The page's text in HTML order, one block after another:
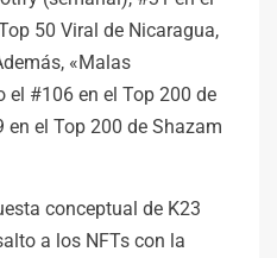
50 Viral de Nicaragua,
«Malas
el #106 en el Top 200 de
el Top 200 de Shazam
conceptual de K23
a los NFTs con la